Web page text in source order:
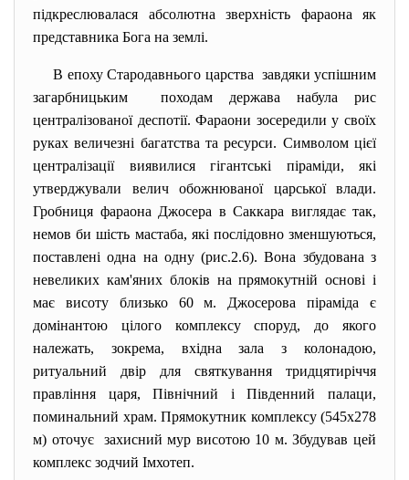
підкреслювалася абсолютна зверхність фараона як
представника Бога на землі.
В епоху Стародавнього царства завдяки успішним
загарбницьким походам держава набула рис
централізованої деспотії. Фараони зосередили у своїх
руках величезні багатства та ресурси. Символом цієї
централізації виявилися гігантські піраміди, які
утверджували велич обожнюваної царської влади.
Гробниця фараона Джосера в Саккара виглядає так,
немов би шість мастаба, які послідовно зменшуються,
поставлені одна на одну (рис.2.6). Вона збудована з
невеликих кам'яних блоків на прямокутній основі і
має висоту близько 60 м. Джосерова піраміда є
домінантою цілого комплексу споруд, до якого
належать, зокрема, вхідна зала з колонадою,
ритуальний двір для святкування тридцятиріччя
правління царя, Північний і Південний палаци,
поминальний храм. Прямокутник комплексу (545x278
м) оточує захисний мур висотою 10 м. Збудував цей
комплекс зодчий Імхотеп.